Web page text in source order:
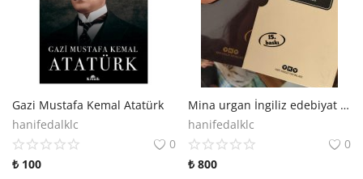
TRY (₺)
Gazi Mustafa Kemal Atatürk
hanifedalklc
0
₺ 100
Mina urgan İngiliz edebiyat tarihi
hanifedalklc
0
₺800